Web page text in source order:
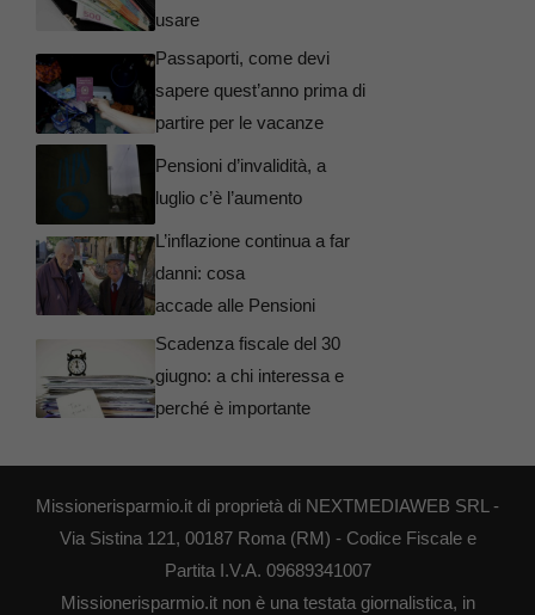
usare
Passaporti, come devi
sapere quest’anno prima di
partire per le vacanze
Pensioni d’invalidità, a
luglio c’è l’aumento
L’inflazione continua a far
danni: cosa
accade alle Pensioni
Scadenza fiscale del 30
giugno: a chi interessa e
perché è importante
Missionerisparmio.it di proprietà di NEXTMEDIAWEB SRL -
Via Sistina 121, 00187 Roma (RM) - Codice Fiscale e
Partita I.V.A. 09689341007
Missionerisparmio.it non è una testata giornalistica, in